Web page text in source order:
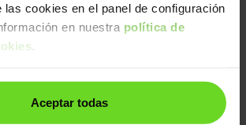
las cookies en el panel de configuración
en nuestra política de
Aceptar todas
HEV Ambition DSG
| Automático
25.290€
22.090€